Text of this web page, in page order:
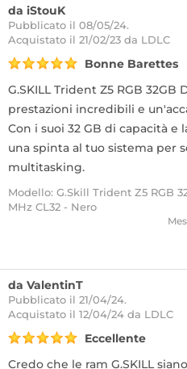
da iStouK
Pubblicato il 08/05/24.
Acquistato il 21/02/23 da LDLC
Bonne Barettes
G.SKILL Trident Z5 RGB 32GB
prestazioni incredibili e
Con i suoi 32 GB di capacità e
una spinta al tuo sistema per
multitasking.
Modello: G.Skill Trident Z5 RGB
MHz CL32 - Nero
da ValentinT
Pubblicato il 21/04/24.
Acquistato il 12/04/24 da LDLC
Eccellente
Credo che le ram G.SKILL